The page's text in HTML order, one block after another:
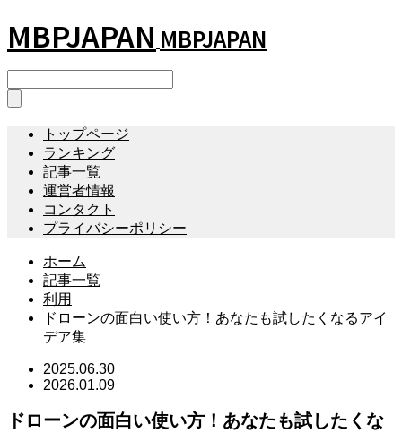
MBPJAPAN MBPJAPAN
トップページ
ランキング
記事一覧
運営者情報
コンタクト
プライバシーポリシー
ホーム
記事一覧
利用
ドローンの面白い使い方！あなたも試したくなるアイ
デア集
2025.06.30
2026.01.09
ドローンの面白い使い方！あなたも試したくな